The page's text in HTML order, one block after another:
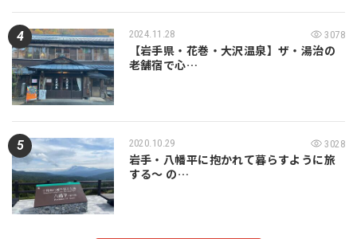
2024.11.28 3078
【岩手県・花巻・大沢温泉】ザ・湯治の
老舗宿で心…
2020.10.29 3028
岩手・八幡平に抱かれて暮らすように旅
する～ の…